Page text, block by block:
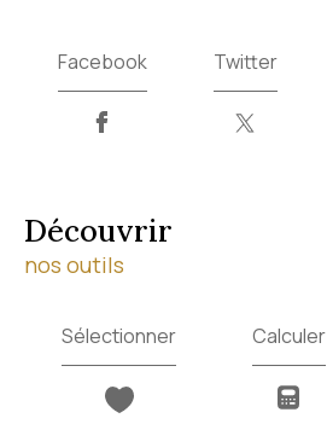
Facebook Twitter
découvrir
nos outils
Sélectionner Calculer